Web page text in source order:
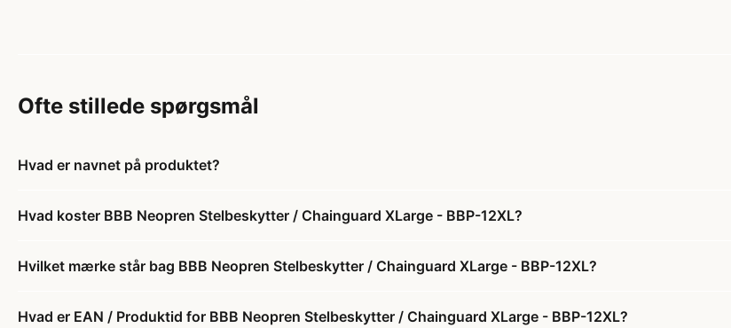
Ofte stillede spørgsmål
Hvad er navnet på produktet?
Hvad koster BBB Neopren Stelbeskytter / Chainguard XLarge - BBP-12XL?
Hvilket mærke står bag BBB Neopren Stelbeskytter / Chainguard XLarge - BBP-12XL?
Hvad er EAN / Produktid for BBB Neopren Stelbeskytter / Chainguard XLarge - BBP-12XL?